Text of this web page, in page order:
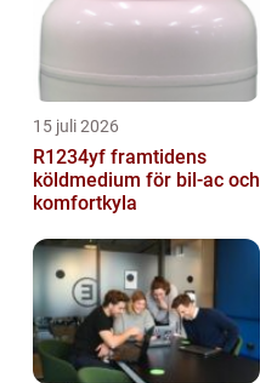
15 juli 2026
R1234yf framtidens
köldmedium för bil-ac och
komfortkyla